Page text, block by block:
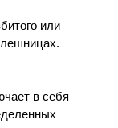
или
в себя